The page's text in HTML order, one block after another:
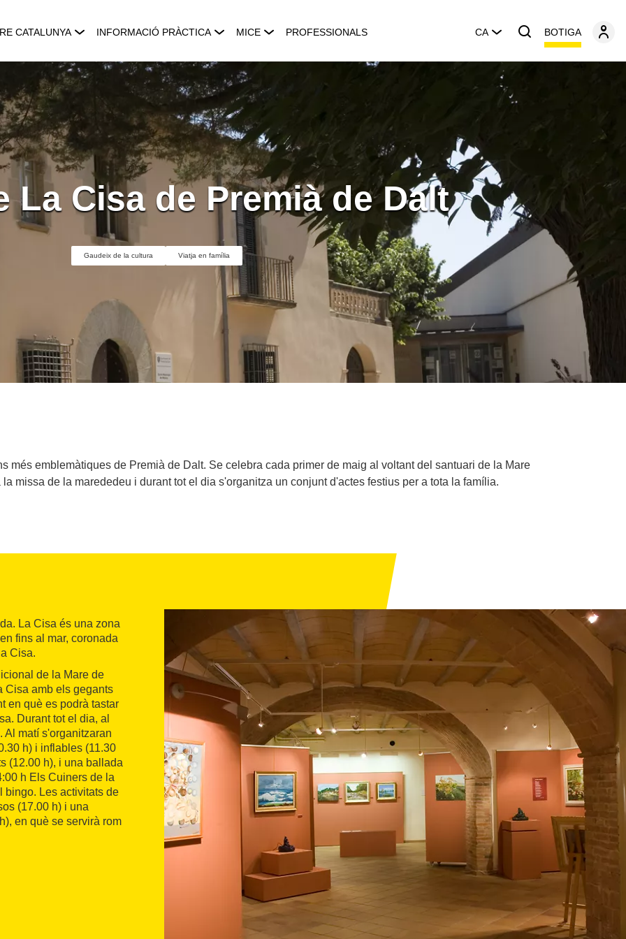
CATALUNYA INFORMACIÓ PRÀCTICA MICE PROFESSIONALS CA BOTIGA
La Cisa de Premià de Dalt
Gaudeix de la cultura Viatja en família
més emblemàtiques de Premià de Dalt. Se celebra cada primer de maig al voltant del santuari de la Mare
missa de la marededeu i durant tot el dia s'organitza un conjunt d'actes festius per a tota la família.
La Cisa és una zona
fins al mar, coronada
Cisa.
de la Mare de
Cisa amb els gegants
en què es podrà tastar
Durant tot el dia, al
Al matí s'organitzaran
h) i inflables (11.30
(12.00 h), i una ballada
h Els Cuiners de la
bingo. Les activitats de
(17.00 h) i una
en què se servirà rom